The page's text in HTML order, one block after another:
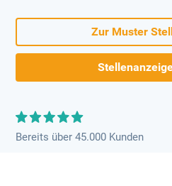
Zur Muster
Bereits über 45.000 Kunden